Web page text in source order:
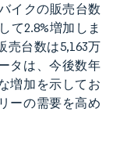
イクの販売台数
て2.8%増加しま
売台数は5,163万
タは、今後数年
増加を示してお
ーの需要を高め